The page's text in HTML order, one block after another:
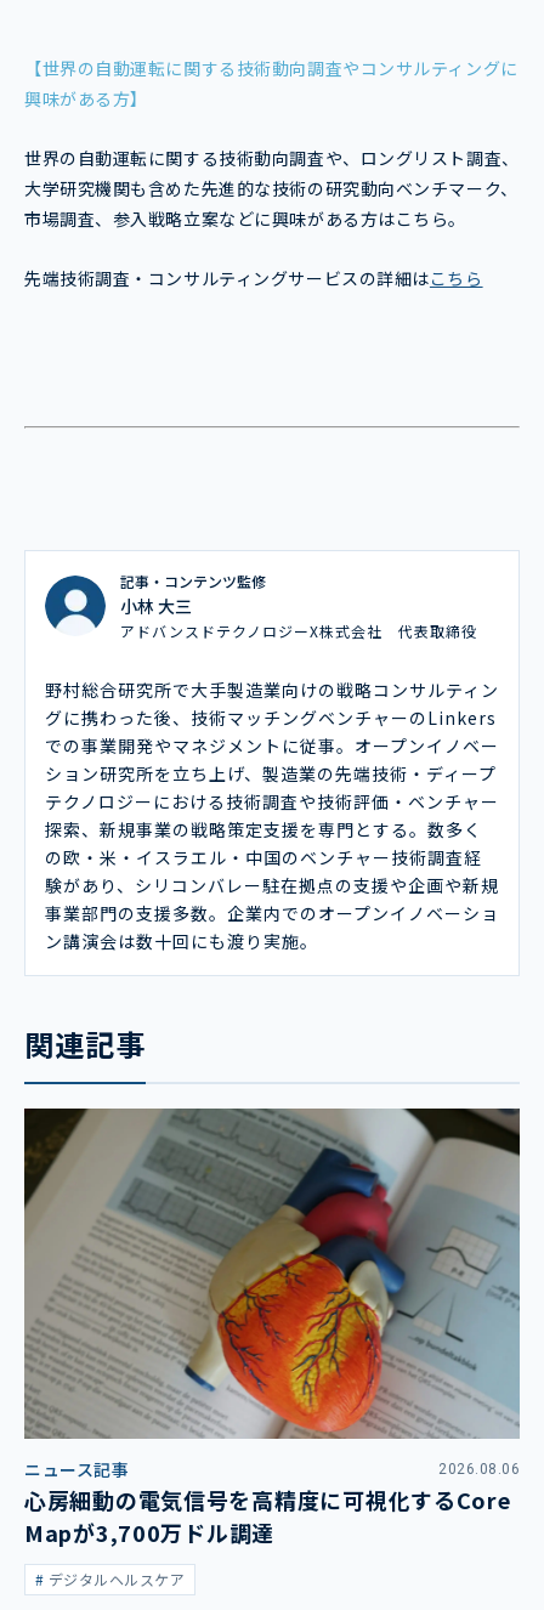
【世界の自動運転に関する技術動向調査やコンサルティングに
興味がある方】
世界の自動運転に関する技術動向調査や、ロングリスト調査、
大学研究機関も含めた先進的な技術の研究動向ベンチマーク、
市場調査、参入戦略立案などに興味がある方はこちら。
先端技術調査・コンサルティングサービスの詳細はこちら
記事・コンテンツ監修
小林 大三
アドバンスドテクノロジーX株式会社 代表取締役
野村総合研究所で大手製造業向けの戦略コンサルティン
グに携わった後、技術マッチングベンチャーのLinkers
での事業開発やマネジメントに従事。オープンイノベー
ション研究所を立ち上げ、製造業の先端技術・ディープ
テクノロジーにおける技術調査や技術評価・ベンチャー
探索、新規事業の戦略策定支援を専門とする。数多く
の欧・米・イスラエル・中国のベンチャー技術調査経
験があり、シリコンバレー駐在拠点の支援や企画や新規
事業部門の支援多数。企業内でのオープンイノベーショ
ン講演会は数十回にも渡り実施。
関連記事
ニュース記事 2026.08.06
心房細動の電気信号を高精度に可視化するCore
Mapが3,700万ドル調達
デジタルヘルスケア